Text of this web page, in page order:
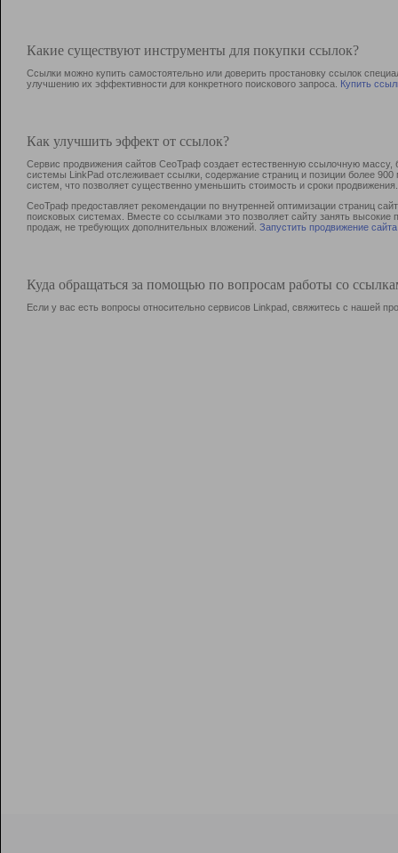
Какие существуют инструменты для покупки ссылок?
Ссылки можно купить самостоятельно или доверить простановку ссылок
улучшению их эффективности для конкретного поискового запроса. Купить
Как улучшить эффект от ссылок?
Сервис продвижения сайтов СеоТраф создает естественную ссылочную
системы LinkPad отслеживает ссылки, содержание страниц и позиции более
систем, что позволяет существенно уменьшить стоимость и сроки продвижения.
СеоТраф предоставляет рекомендации по внутренней оптимизации страниц
поисковых системах. Вместе со ссылками это позволяет сайту занять
продаж, не требующих дополнительных вложений. Запустить продвижение сайта
Куда обращаться за помощью по вопросам работы со
Если у вас есть вопросы относительно сервисов Linkpad, свяжитесь с нашей